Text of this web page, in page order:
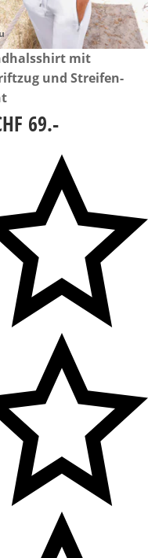
Preis: CHF 20.-
Preis: CHF 20.-
69.-
mit
und Streifen-
69.- 69.-